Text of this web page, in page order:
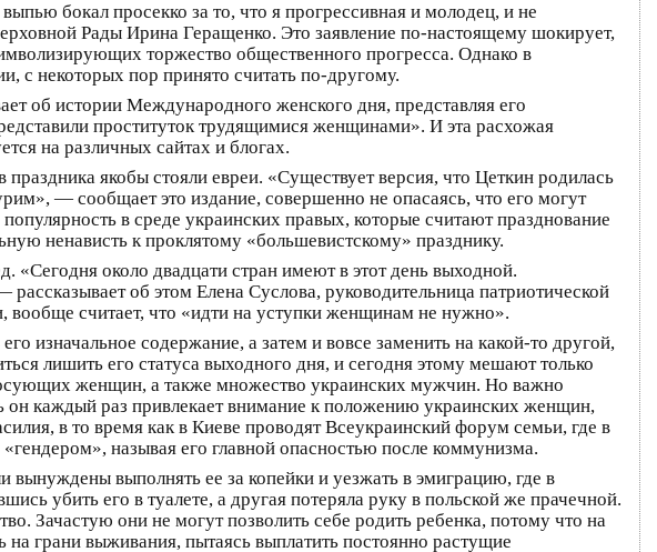
бокал просекко за то, что я прогрессивная и молодец, и не
Рады Ирина Геращенко. Это заявление по-настоящему шокирует,
торжество общественного прогресса. Однако в
с некоторых пор принято считать по-другому.
об истории Международного женского дня, представляя его
проституток трудящимися женщинами». И эта расхожая
на различных сайтах и блогах.
якобы стояли евреи. «Существует версия, что Цеткин родилась
— сообщает это издание, совершенно не опасаясь, что его могут
в среде украинских правых, которые считают празднование
ненависть к проклятому «большевистскому» празднику.
«Сегодня около двадцати стран имеют в этот день выходной.
об этом Елена Суслова, руководительница патриотической
вообще считает, что «идти на уступки женщинам не нужно».
изначальное содержание, а затем и вовсе заменить на какой-то другой,
лишить его статуса выходного дня, и сегодня этому мешают только
женщин, а также множество украинских мужчин. Но важно
он каждый раз привлекает внимание к положению украинских женщин,
в то время как в Киеве проводят Всеукраинский форум семьи, где в
называя его главной опасностью после коммунизма.
вынуждены выполнять ее за копейки и уезжать в эмиграцию, где в
убить его в туалете, а другая потеряла руку в польской же прачечной.
Зачастую они не могут позволить себе родить ребенка, потому что на
грани выживания, пытаясь выплатить постоянно растущие